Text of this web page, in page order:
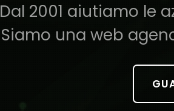
Dal 2001 aiutiamo le
Siamo una web